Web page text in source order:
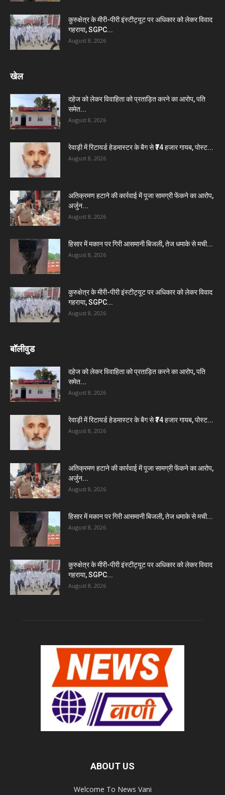
कुरुक्षेत्र के मीरी-पीरी इंस्टीट्यूट पर अधिकार को लेकर विवाद
गहराया, SGPC...
August 8, 2026
खेल
दहेज को लेकर विवाहिता को प्रताड़ित करने का आरोप, पति
समेत...
August 8, 2026
रेवाड़ी में रिटायर्ड हेडमास्टर के बैग से ₹74 हजार गायब, पोस्ट...
August 8, 2026
अतिक्रमण हटाने की कार्रवाई में पूजा सामग्री फेंकने का आरोप,
अर्जुन...
August 8, 2026
हिसार में मकान पर गिरी आसमानी बिजली, तेज धमाके से मची...
August 8, 2026
कुरुक्षेत्र के मीरी-पीरी इंस्टीट्यूट पर अधिकार को लेकर विवाद
गहराया, SGPC...
August 8, 2026
बॉलीवुड
दहेज को लेकर विवाहिता को प्रताड़ित करने का आरोप, पति
समेत...
August 8, 2026
रेवाड़ी में रिटायर्ड हेडमास्टर के बैग से ₹74 हजार गायब, पोस्ट...
August 8, 2026
अतिक्रमण हटाने की कार्रवाई में पूजा सामग्री फेंकने का आरोप,
अर्जुन...
August 8, 2026
हिसार में मकान पर गिरी आसमानी बिजली, तेज धमाके से मची...
August 8, 2026
कुरुक्षेत्र के मीरी-पीरी इंस्टीट्यूट पर अधिकार को लेकर विवाद
गहराया, SGPC...
August 8, 2026
ABOUT US
Welcome To News Vani